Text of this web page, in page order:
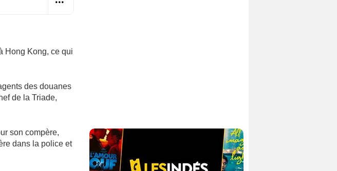
Hong Kong, ce qui
des douanes
de la Triade,
son compère,
dans la police et